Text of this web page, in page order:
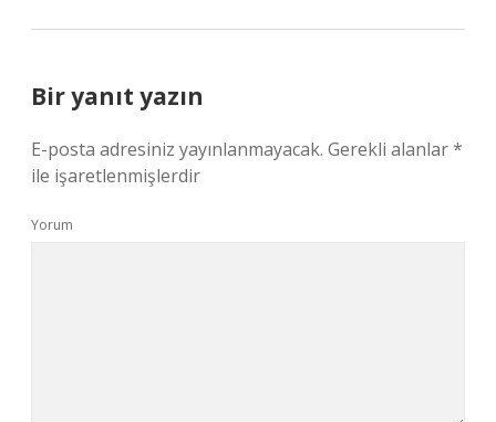
Bir yanıt yazın
E-posta adresiniz yayınlanmayacak. Gerekli alanlar*
ile işaretlenmişlerdir
Yorum